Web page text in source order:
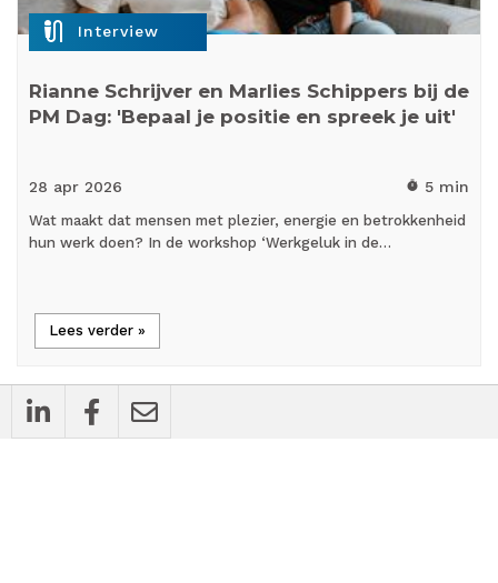
mic_external_on Interview
Rianne Schrijver en Marlies Schippers bij de
PM Dag: 'Bepaal je positie en spreek je uit'
28 apr 2026 timer 5 min
Wat maakt dat mensen met plezier, energie en betrokkenheid
hun werk doen? In de workshop ‘Werkgeluk in de…
Lees verder »